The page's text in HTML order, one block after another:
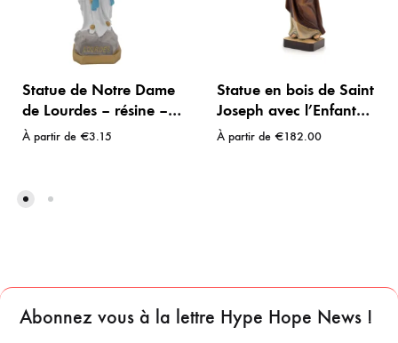
Statue de Notre Dame
de Lourdes – résine –
Blanche
À partir de €3.15
Statue en bois de Saint
Joseph avec l’Enfant
Jésus – Peint à la main
À partir de €182.00
Abonnez vous à la lettre Hype Hope News !